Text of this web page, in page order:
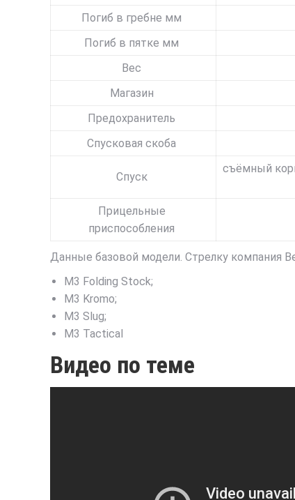
Погиб в гребне мм
Погиб в пятке мм
Bес
Магазин
Предохранитель
Спусковая скоба
Cпуск
съёмный
Прицельные
приспособления
Данные базовой модели. Стрелку компания
M3 Folding Stock;
M3 Kromo;
M3 Slug;
M3 Tactical
Видео по теме